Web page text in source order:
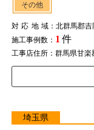
その他
対応地域：北群馬郡吉
施工事例数： 1 件
工事店住所：群馬県甘楽
埼玉県